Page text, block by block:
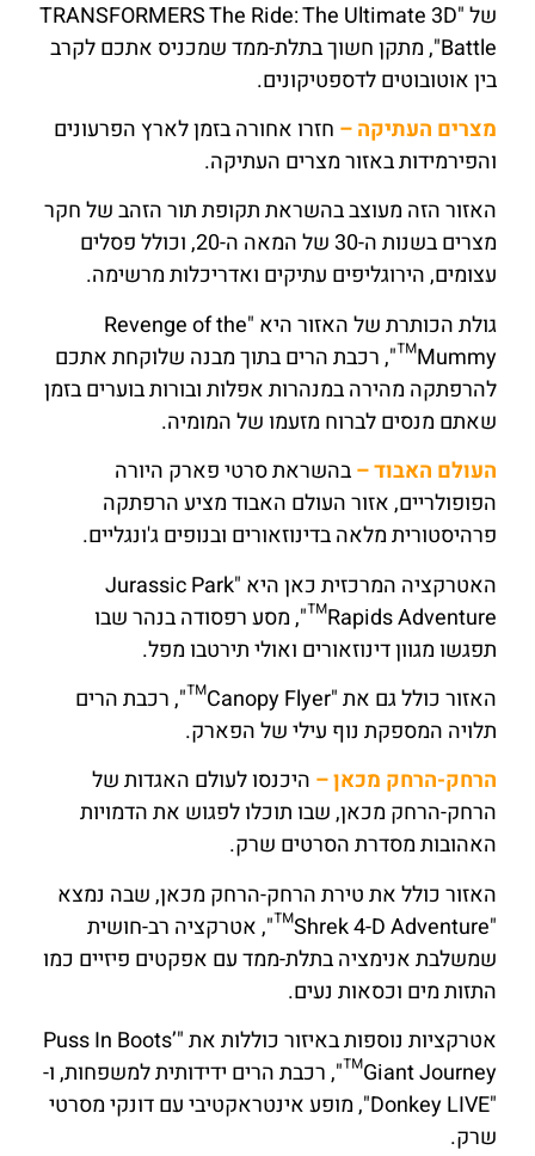
של "TRANSFORMERS The Ride: The Ultimate 3D
Battle", מתקן חשוך בתלת-ממד שמכניס אתכם לקרב
בין אוטובוטים לדספטיקונים.
מצרים העתיקה – חזרו אחורה בזמן לארץ הפרעונים
והפירמידות באזור מצרים העתיקה.
האזור הזה מעוצב בהשראת תקופת תור הזהב של חקר
מצרים בשנות ה-30 של המאה ה-20, וכולל פסלים
עצומים, הירוגליפים עתיקים ואדריכלות מרשימה.
גולת הכותרת של האזור היא "Revenge of the
Mummy™", רכבת הרים בתוך מבנה שלוקחת אתכם
להרפתקה מהירה במנהרות אפלות ובורות בוערים בזמן
שאתם מנסים לברוח מזעמו של המומיה.
העולם האבוד –בהשראת סרטי פארק היורה
הפופולריים, אזור העולם האבוד מציע הרפתקה
פרהיסטורית מלאה בדינוזאורים ובנופים ג'ונגליים.
האטרקציה המרכזית כאן היא "Jurassic Park
Rapids Adventure™", מסע רפסודה בנהר שבו
תפגשו מגוון דינוזאורים ואולי תירטבו מפל.
האזור כולל גם את "Canopy Flyer™", רכבת הרים
תלויה המספקת נוף עילי של הפארק.
הרחק-הרחק מכאן – היכנסו לעולם האגדות של
הרחק-הרחק מכאן, שבו תוכלו לפגוש את הדמויות
האהובות מסדרת הסרטים שרק.
האזור כולל את טירת הרחק-הרחק מכאן, שבה נמצא
"Shrek 4-D Adventure™", אטרקציה רב-חושית
שמשלבת אנימציה בתלת-ממד עם אפקטים פיזיים כמו
התזות מים וכסאות נעים.
אטרקציות נוספות באיזור כוללות את "Puss In Boots’
Giant Journey™", רכבת הרים ידידותית למשפחות, ו-
"Donkey LIVE", מופע אינטראקטיבי עם דונקי מסרטי
שרק.